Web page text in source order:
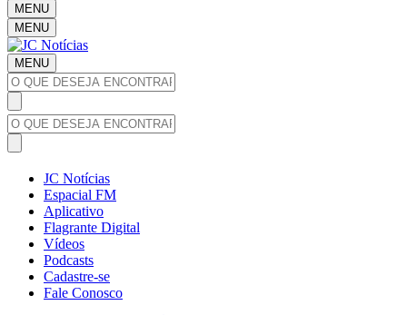
MENU
MENU
MENU
JC Notícias
Espacial FM
Aplicativo
Flagrante Digital
Vídeos
Podcasts
Cadastre-se
Fale Conosco